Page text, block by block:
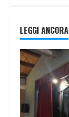
LEGGI ANCORA